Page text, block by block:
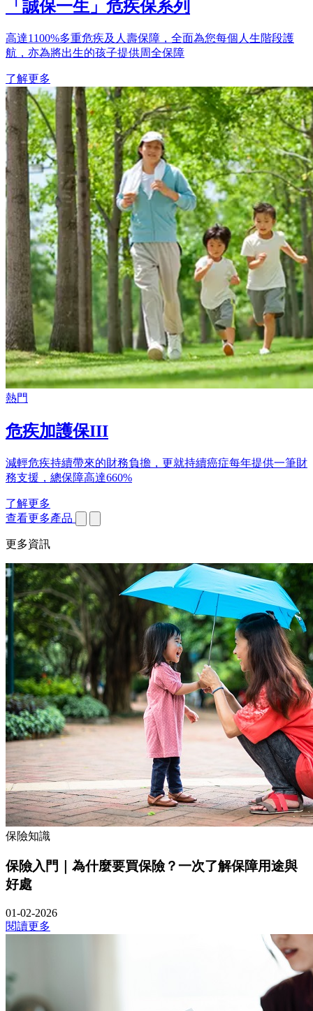
「誠保一生」危疾保系列
高達1100%多重危疾及人壽保障，全面為您每個人生階段護
航，亦為將出生的孩子提供周全保障
了解更多
熱門
危疾加護保III
減輕危疾持續帶來的財務負擔，更就持續癌症每年提供一筆財
務支援，總保障高達660%
了解更多
查看更多產品
更多資訊
保險知識
保險入門｜為什麼要買保險？一次了解保障用途與
好處
01-02-2026
閱讀更多